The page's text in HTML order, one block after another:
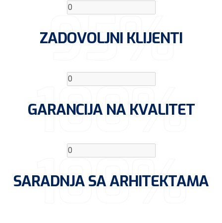
95%
ZADOVOLJNI KLIJENTI
100%
GARANCIJA NA KVALITET
100%
SARADNJA SA ARHITEKTAMA